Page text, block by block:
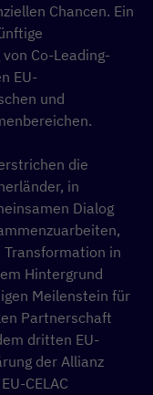
Chancen. Ein
Co-Leading-
EU-
und
die
in
Dialog
in
Hintergrund
Meilenstein für
Partnerschaft
dritten EU-
der Allianz
CELAC